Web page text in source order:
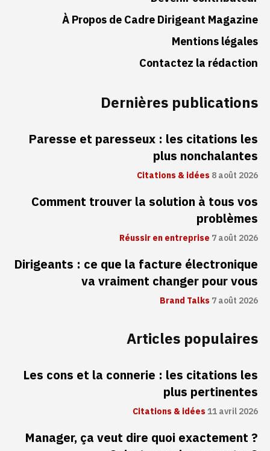
À Propos de Cadre Dirigeant Magazine
Mentions légales
Contactez la rédaction
Dernières publications
Paresse et paresseux : les citations les
plus nonchalantes
Citations & idées8 août 2026
Comment trouver la solution à tous vos
problèmes
Réussir en entreprise 7 août 2026
Dirigeants : ce que la facture électronique
va vraiment changer pour vous
Brand Talks7 août 2026
Articles populaires
Les cons et la connerie : les citations les
plus pertinentes
Citations & idées11 avril 2026
Manager, ça veut dire quoi exactement ?